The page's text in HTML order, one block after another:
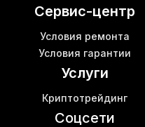
Сервис-центр
Условия ремонта
Условия гарантии
Услуги
Криптотрейдинг
Соцсети